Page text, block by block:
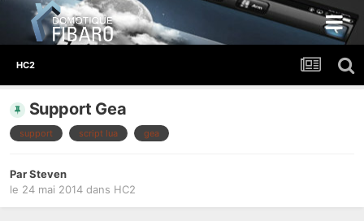
HC2
Support Gea
support script lua gea
ParSteven
le 24 mai 2014 dans HC2